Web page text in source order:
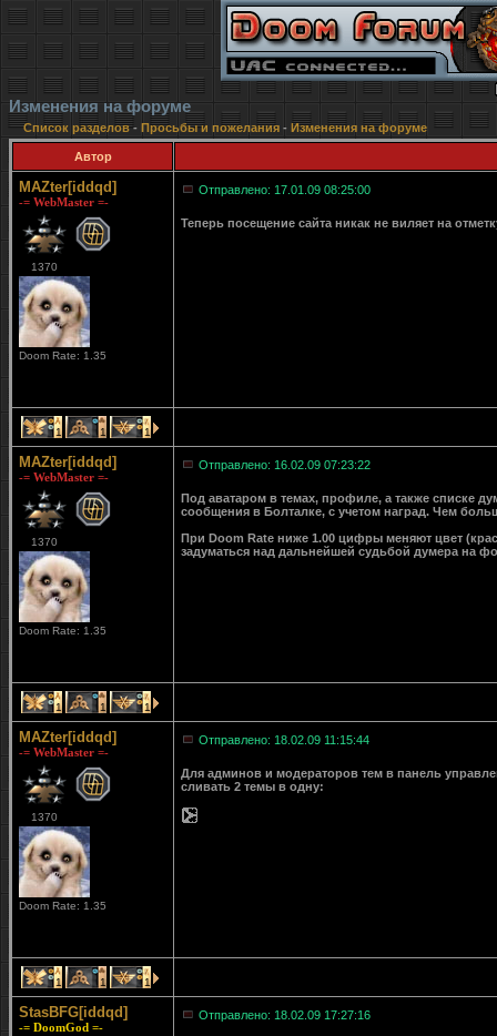
Изменения на форуме
Список разделов- Просьбы и пожелания - Изменения на форуме
Автор
MAZter[iddqd]
-= WebMaster =-
1370
Doom Rate: 1.35
Отправлено: 17.01.09 08:25:00
Теперь посещение сайта никак не виляет на
1 1 1
MAZter[iddqd]
-= WebMaster =-
1370
Doom Rate: 1.35
Отправлено: 16.02.09 07:23:22
Под аватаром в темах, профиле, а также списке
сообщения в Болталке, с учетом наград. Чем
При Doom Rate ниже 1.00 цифры меняют цвет
задуматься над дальнейшей судьбой думера на
1 1 1
MAZter[iddqd]
-= WebMaster =-
1370
Doom Rate: 1.35
Отправлено: 18.02.09 11:15:44
Для админов и модераторов тем в панель
сливать 2 темы в одну:
1 1 1
StasBFG[iddqd]
-= DoomGod =-
Отправлено: 18.02.09 17:27:16